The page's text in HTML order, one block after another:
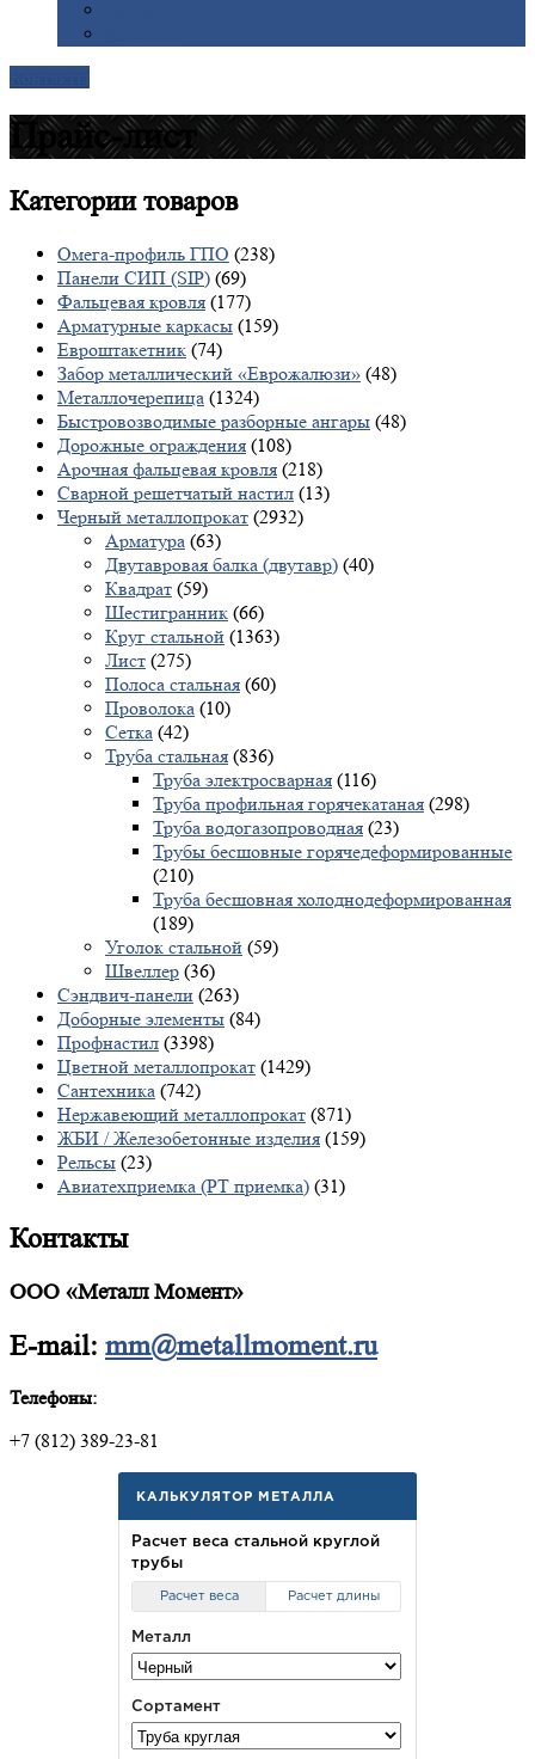
Прайс-лист
Категориитоваров
Омега-профиль ГПО (238)
Панели СИП (SIP) (69)
Фальцевая кровля (177)
Арматурные каркасы (159)
Евроштакетник (74)
Забор металлический «Еврожалюзи» (48)
Металлочерепица (1324)
Быстровозводимые разборные ангары (48)
Дорожные ограждения (108)
Арочная фальцевая кровля (218)
Сварной решетчатый настил (13)
Черный металлопрокат (2932)
Арматура (63)
Двутавровая балка (двутавр) (40)
Квадрат (59)
Шестигранник (66)
Круг стальной (1363)
Лист (275)
Полоса стальная (60)
Проволока (10)
Сетка (42)
Труба стальная (836)
Труба электросварная (116)
Труба профильная горячекатаная (298)
Труба водогазопроводная (23)
Трубы бесшовные горячедеформированные
(210)
Труба бесшовная холоднодеформированная
(189)
Уголок стальной (59)
Швеллер (36)
Сэндвич-панели (263)
Доборные элементы (84)
Профнастил (3398)
Цветной металлопрокат (1429)
Сантехника (742)
Нержавеющий металлопрокат (871)
ЖБИ / Железобетонные изделия (159)
Рельсы (23)
Авиатехприемка (РТ приемка) (31)
Контакты
ООО «Металл Момент»
E-mail: mm@metallmoment.ru
Телефоны:
+7 (812) 389-23-81